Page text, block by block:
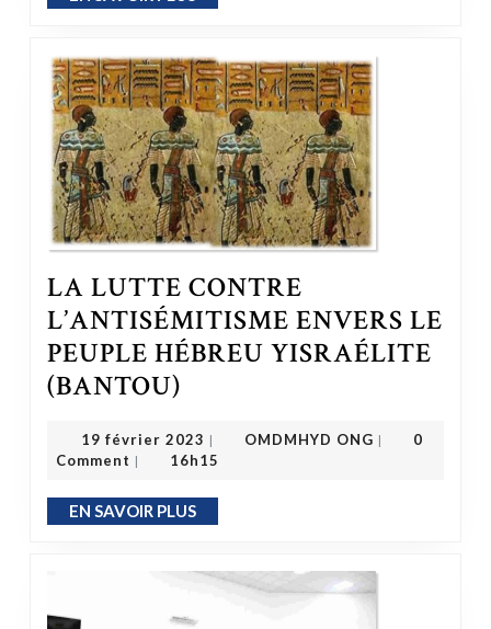
LA LUTTE CONTRE
L’ANTISÉMITISME ENVERS LE
PEUPLE HÉBREU YISRAÉLITE
(BANTOU)
19 février 2023 | OMDMHYD ONG |
0
Comment | 16h15
EN SAVOIR PLUSEN SAVOIR PLUS